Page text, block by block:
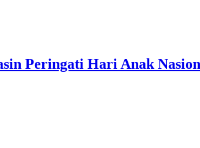
Peringati Hari Anak